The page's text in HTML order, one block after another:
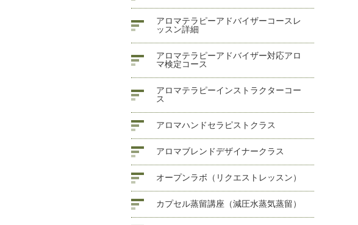
アロマテラピーアドバイザーコースレ
ッスン詳細
アロマテラピーアドバイザー対応アロ
マ検定コース
アロマテラピーインストラクターコー
ス
アロマハンドセラピストクラス
アロマブレンドデザイナークラス
オープンラボ（リクエストレッスン）
カプセル蒸留講座（減圧水蒸気蒸留）